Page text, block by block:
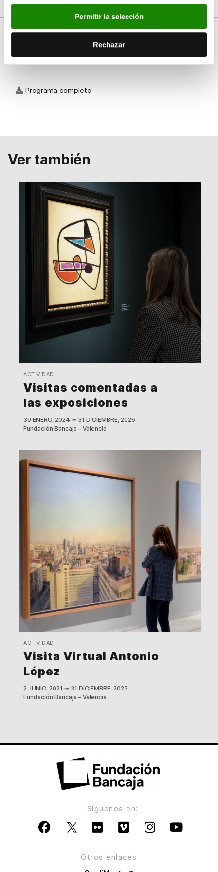
Permitir la selección
Rechazar
Documentos
Programa completo
Ver también
ACTIVIDAD
Visitas comentadas a
las exposiciones
30 ENERO, 2024 ➟ 31 DICIEMBRE, 2026
Fundación Bancaja – Valencia
ACTIVIDAD
Visita Virtual Antonio
López
2 JUNIO, 2021 ➟ 31 DICIEMBRE, 2027
Fundación Bancaja – Valencia
Síguenos en:
Otros enlaces